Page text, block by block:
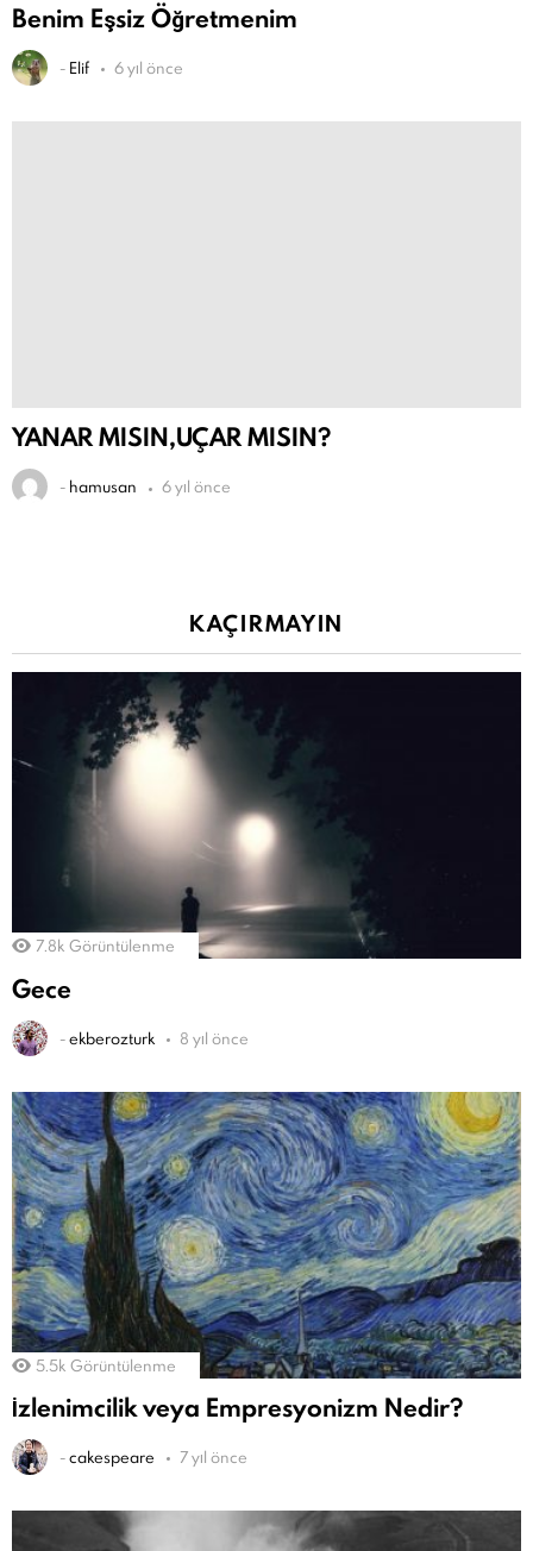
Benim Eşsiz Öğretmenim
- Elif 6 yıl önce
YANAR MISIN,UÇAR MISIN?
- hamusan 6 yıl önce
KAÇIRMAYIN
7.8k Görüntülenme
Gece
-ekberozturk 8 yıl önce
5.5k Görüntülenme
İzlenimcilik veya Empresyonizm Nedir?
-cakespeare 7 yıl önce